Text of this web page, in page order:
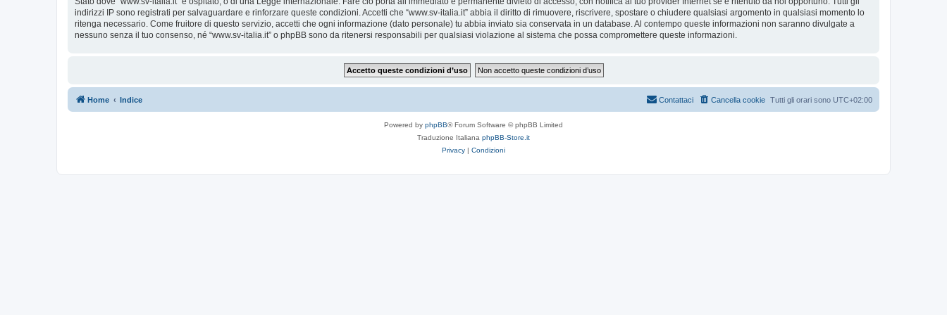
indirizzi IP sono registrati per salvaguardare e rinforzare queste condizioni. Accetti che “www.sv-italia.it” abbia il diritto di rimuovere, riscrivere, spostare o chiudere qualsiasi argomento in qualsiasi momento lo
ritenga necessario. Come fruitore di questo servizio, accetti che ogni informazione (dato personale) tu abbia inviato sia conservata in un database. Al contempo queste informazioni non saranno divulgate a
nessuno senza il tuo consenso, né “www.sv-italia.it” o phpBB sono da ritenersi responsabili per qualsiasi violazione al sistema che possa compromettere queste informazioni.
Home Indice Tutti gli orari sono UTC+02:00
Cancella cookie
Contattaci
Powered by phpBB® Forum Software © phpBB Limited
Traduzione Italiana phpBB-Store.it
Privacy | Condizioni